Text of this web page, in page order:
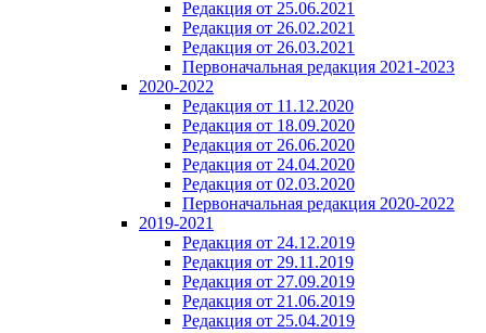
Редакция от 25.06.2021
Редакция от 26.02.2021
Редакция от 26.03.2021
Первоначальная редакция 2021-2023
2020-2022
Редакция от 11.12.2020
Редакция от 18.09.2020
Редакция от 26.06.2020
Редакция от 24.04.2020
Редакция от 02.03.2020
Первоначальная редакция 2020-2022
2019-2021
Редакция от 24.12.2019
Редакция от 29.11.2019
Редакция от 27.09.2019
Редакция от 21.06.2019
Редакция от 25.04.2019